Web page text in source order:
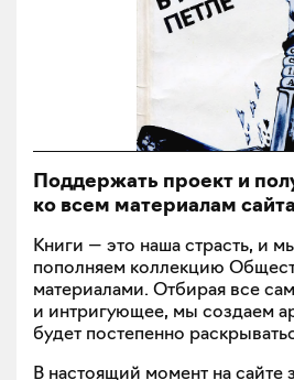
Поддержать проект и
ко всем материалам сайта
Книги — это наша страсть, и
пополняем коллекцию
материалами. Отбирая все
и интригующее, мы создаем
будет постепенно
В настоящий момент на сайте